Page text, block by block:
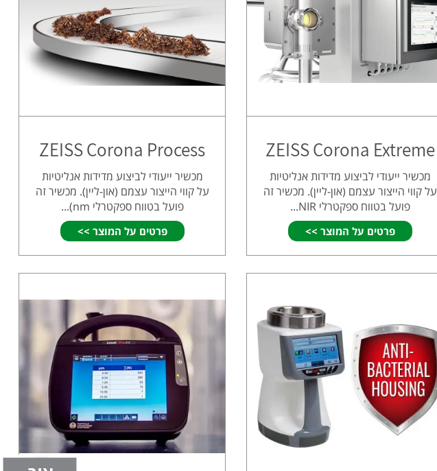
ZEISS Corona Extreme
מכשיר ייעודי לביצוע מדידות אנליטיות
על קווי הייצור עצמם (און-ליין). מכשיר זה
פועל בטווח ספקטרלי NIR...
פרטים על המוצר >>
ZEISS Corona Process
מכשיר ייעודי לביצוע מדידות אנליטיות
על קווי הייצור עצמם (און-ליין). מכשיר זה
פועל בטווח ספקטרלי nm)...
פרטים על המוצר >>